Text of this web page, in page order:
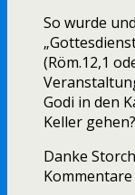
So wurde
(Röm.12,1
Godi in den
Keller
Danke